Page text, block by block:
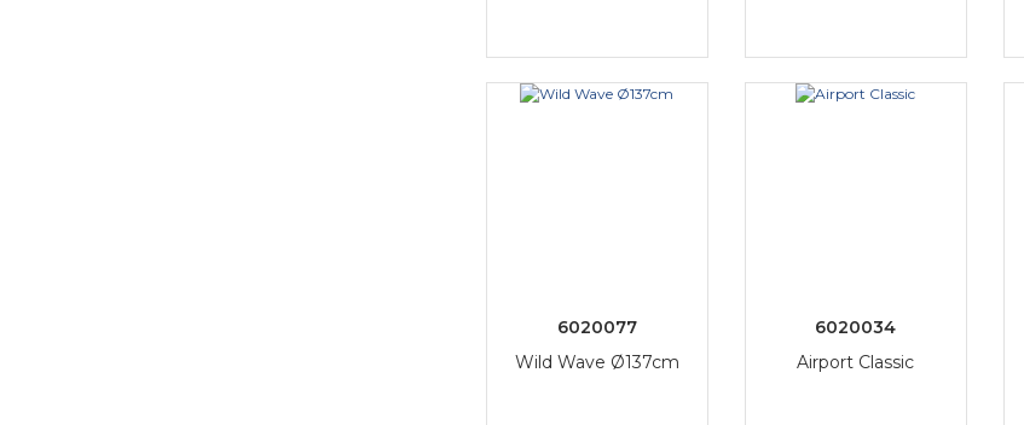
6020077
Wild Wave Ø137cm
6020034
Airport Classic